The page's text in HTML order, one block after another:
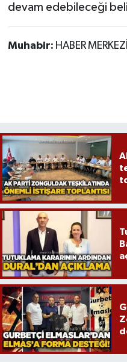
devam edebileceği
Muhabir: HABER MERKEZİ